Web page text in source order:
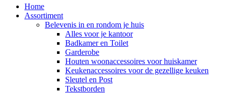
Home
Assortiment
Belevenis in en rondom je huis
Alles voor je kantoor
Badkamer en Toilet
Garderobe
Houten woonaccessoires voor huiskamer
Keukenaccessoires voor de gezellige keuken
Sleutel en Post
Tekstborden